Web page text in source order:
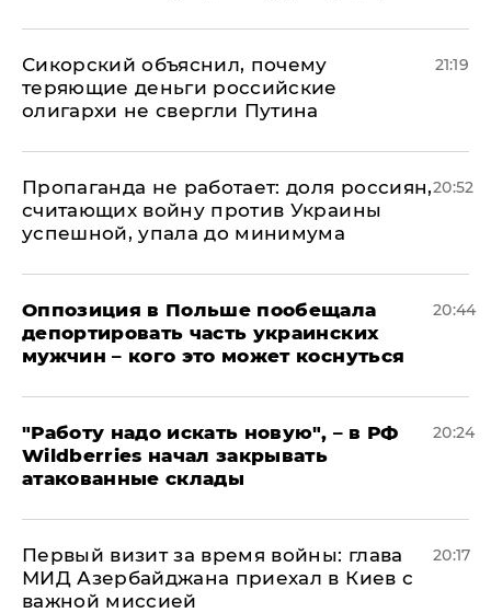
Сикорский объяснил, почему
теряющие деньги российские
олигархи не свергли Путина
21:19
​Пропаганда не работает: доля россиян,
считающих войну против Украины
успешной, упала до минимума
20:52
Оппозиция в Польше пообещала
депортировать часть украинских
мужчин – кого это может коснуться
20:44
"Работу надо искать новую", – в РФ
Wildberries начал закрывать
атакованные склады
20:24
Первый визит за время войны: глава
МИД Азербайджана приехал в Киев с
важной миссией
20:17